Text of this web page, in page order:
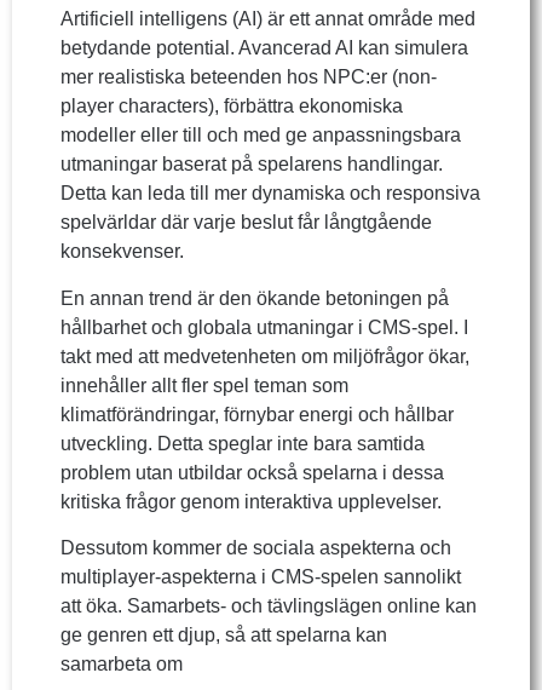
Artificiell intelligens (AI) är ett annat område med
betydande potential. Avancerad AI kan simulera
mer realistiska beteenden hos NPC:er (non-
player characters), förbättra ekonomiska
modeller eller till och med ge anpassningsbara
utmaningar baserat på spelarens handlingar.
Detta kan leda till mer dynamiska och responsiva
spelvärldar där varje beslut får långtgående
konsekvenser.
En annan trend är den ökande betoningen på
hållbarhet och globala utmaningar i CMS-spel. I
takt med att medvetenheten om miljöfrågor ökar,
innehåller allt fler spel teman som
klimatförändringar, förnybar energi och hållbar
utveckling. Detta speglar inte bara samtida
problem utan utbildar också spelarna i dessa
kritiska frågor genom interaktiva upplevelser.
Dessutom kommer de sociala aspekterna och
multiplayer-aspekterna i CMS-spelen sannolikt
att öka. Samarbets- och tävlingslägen online kan
ge genren ett djup, så att spelarna kan
samarbeta om